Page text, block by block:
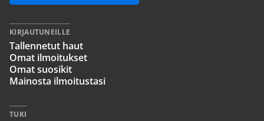
KIRJAUTUNEILLE
Tallennetut haut
Omat ilmoitukset
Omat suosikit
Mainosta ilmoitustasi
TUKI